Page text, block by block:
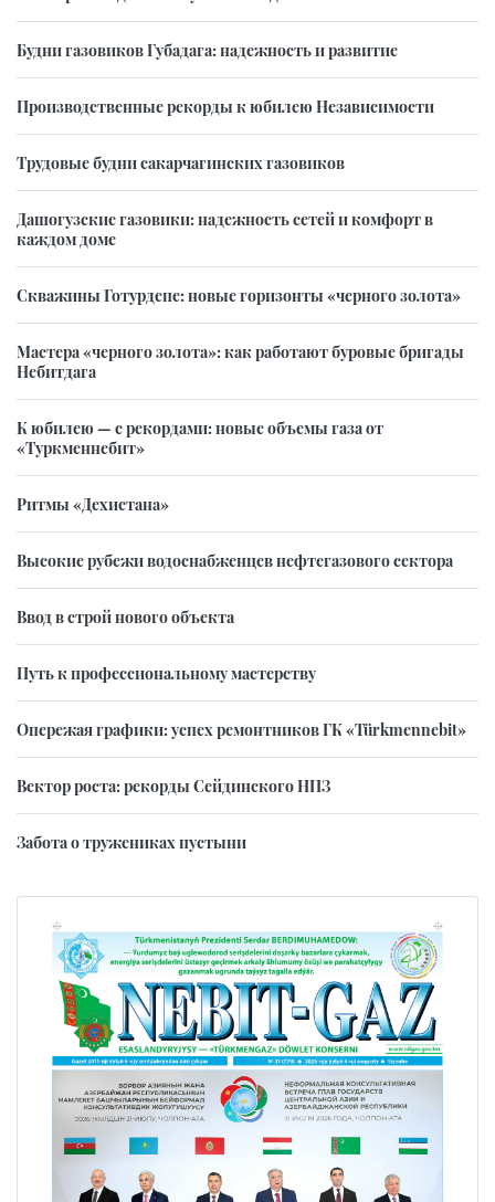
Будни газовиков Губадага: надежность и развитие
Производственные рекорды к юбилею Независимости
Трудовые будни сакарчагинских газовиков
Дашогузские газовики: надежность сетей и комфорт в
каждом доме
Скважины Готурдепе: новые горизонты «черного золота»
Мастера «черного золота»: как работают буровые бригады
Небитдага
К юбилею — с рекордами: новые объемы газа от
«Туркменнебит»
Ритмы «Дехистана»
Высокие рубежи водоснабженцев нефтегазового сектора
Ввод в строй нового объекта
Путь к профессиональному мастерству
Опережая графики: успех ремонтников ГК «Türkmennebit»
Вектор роста: рекорды Сейдинского НПЗ
Забота о тружениках пустыни